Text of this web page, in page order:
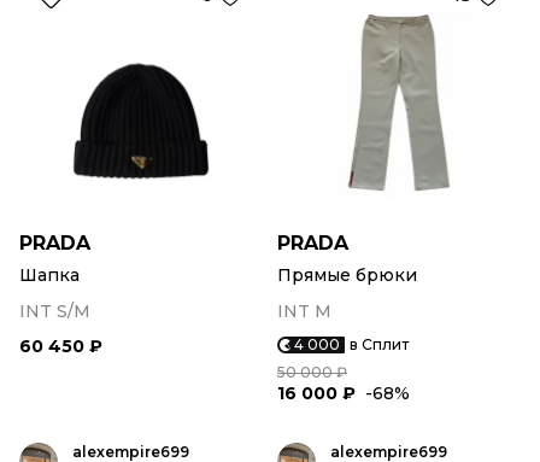
PRADA
Шапка
INT S/M
60 450 ₽
PRADA
Прямые брюки
INT M
4 000 в Сплит
50 000 ₽
16 000 ₽ -68%
alexempire699
alexempire699